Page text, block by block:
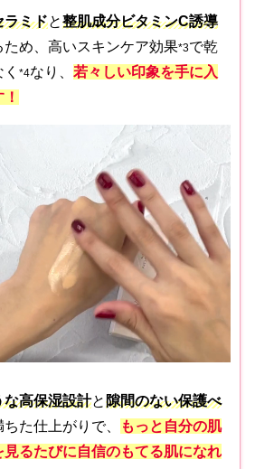
ラミドと整肌成分ビタミンC誘導
め、高いスキンケア効果*3で乾
*4なり、 若々しい印象を手に入
な高保湿設計と隙間のない保護べ
た仕上がりで、
もっと自分の肌
るたびに自信のもてる肌になれ